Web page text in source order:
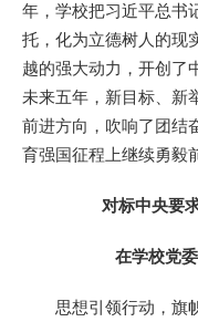
年，学校把习近平总书
托，化为立德树人的现
越的强大动力，开创了
未来五年，新目标、新
前进方向，吹响了团结
育强国征程上继续勇毅
对标中央要
在学校党
思想引领行动，旗